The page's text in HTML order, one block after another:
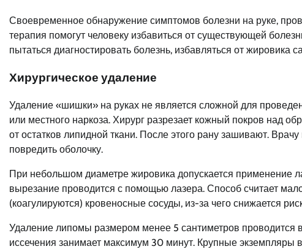
Своевременное обнаружение симптомов болезни на руке,
терапия помогут человеку избавиться от существующей
пытаться диагностировать болезнь, избавляться от жировика
Хирургическое удаление
Удаление «шишки» на руках не является сложной для
или местного наркоза. Хирург разрезает кожный покров над
от остатков липидной ткани. После этого рану зашивают.
повредить оболочку.
При небольшом диаметре жировика допускается применение
вырезание проводится с помощью лазера. Способ считает
(коагулируются) кровеносные сосуды, из-за чего снижается
Удаление липомы размером менее 5 сантиметров проводится
иссечения занимает максимум 30 минут. Крупные